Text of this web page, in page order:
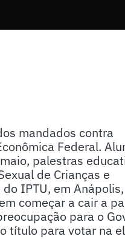
mandados contra
Federal.
palestras
de Crianças e
IPTU, em
começar a cair a
para o
título para votar na